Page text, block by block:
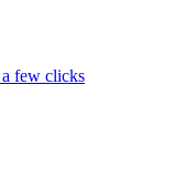
few clicks